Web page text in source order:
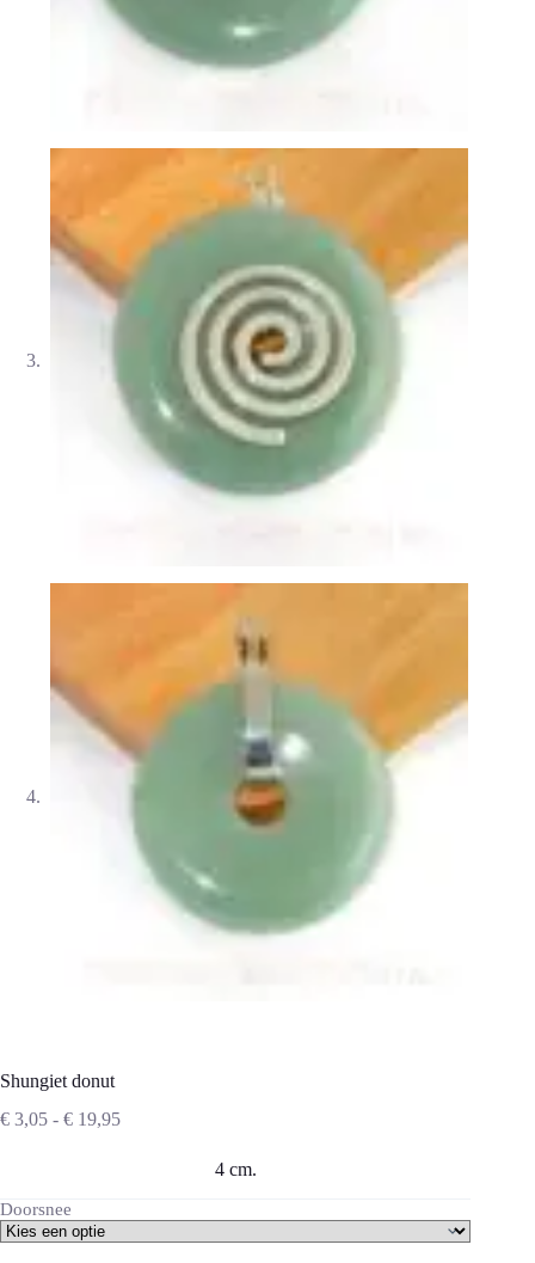
Shungiet donut
€ 3,05 - € 19,95Prijsklasse:
4 cm.
Doorsnee